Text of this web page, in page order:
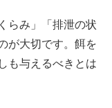
らみ」「排泄の状
が大切です。餌を
も与えるべきとは